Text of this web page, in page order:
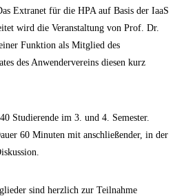
Extranet für die HPA auf Basis der IaaS
wird die Veranstaltung von Prof. Dr.
Funktion als Mitglied des
des Anwendervereins diesen kurz
Studierende im 3. und 4. Semester.
60 Minuten mit anschließender, in der
sind herzlich zur Teilnahme